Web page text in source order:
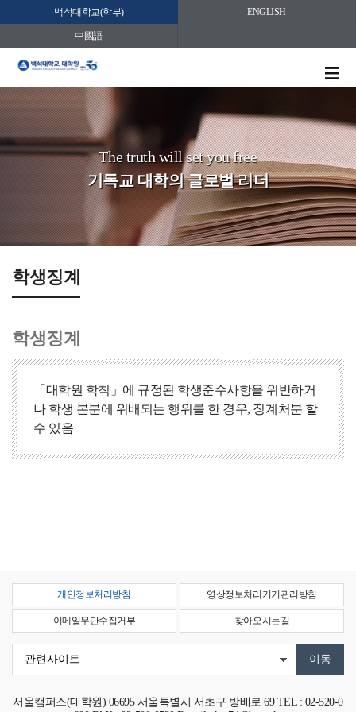
백석대학교(학부) ENGLISH
中國語
The truth will set you free
기독교 대학의 글로벌 리더
학생징계
학생징계
「대학원 학칙」에 규정된 학생준수사항을 위반하거
나 학생 본분에 위배되는 행위를 한 경우, 징계처분 할
수 있음
개인정보처리방침 영상정보처리기기관리방침
이메일무단수집거부 찾아오시는길
서울캠퍼스(대학원) 06695 서울특별시 서초구 방배로 69 TEL : 02-520-0